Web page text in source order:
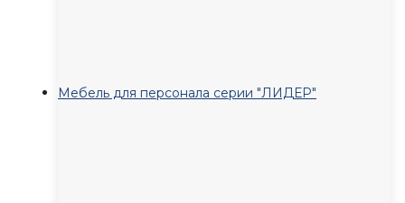
Мебель для персонала серии "ЛИДЕР"